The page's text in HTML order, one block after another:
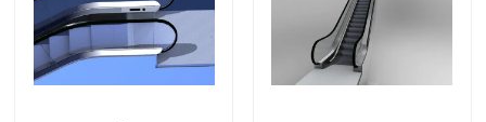
Ελεγχος ποιότητας
Επικοινωνήστε μαζί μας